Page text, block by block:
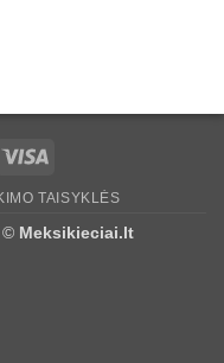
TAISYKLĖS
© Meksikieciai.lt